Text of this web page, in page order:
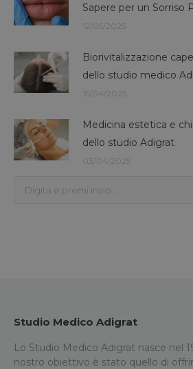
Sapere per un Sorriso
12/05/2025
Biorivitalizzazione
dello studio medico
15/04/2025
Medicina estetica e
dello studio Adigrat
03/04/2025
Studio Medico Adigrat
Lo Studio Medico Adigrat nasce nel
nostro obiettivo è stato quello di